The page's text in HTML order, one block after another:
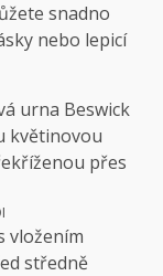
snadno
nebo lepicí
vložením
středně